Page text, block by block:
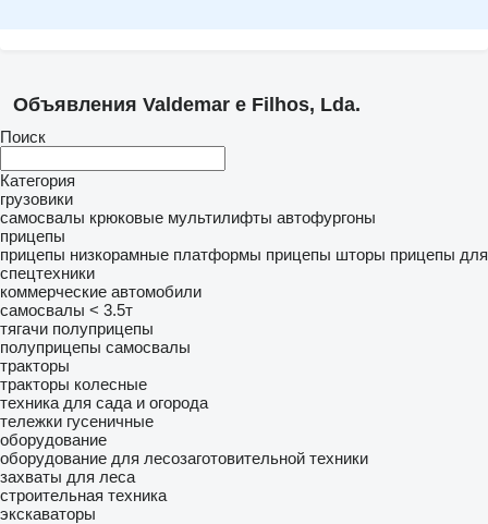
Объявления Valdemar e Filhos, Lda.
Поиск
Категория
грузовики
самосвалы крюковые мультилифты автофургоны
прицепы
прицепы низкорамные платформы прицепы шторы прицепы для
спецтехники
коммерческие автомобили
самосвалы < 3.5т
тягачи полуприцепы
полуприцепы самосвалы
тракторы
тракторы колесные
техника для сада и огорода
тележки гусеничные
оборудование
оборудование для лесозаготовительной техники
захваты для леса
строительная техника
экскаваторы